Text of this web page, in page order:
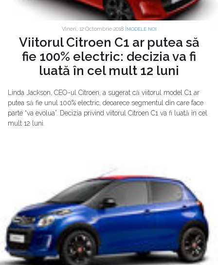
Vineri, 12 Octombrie 2018 | MODELE NOI
Viitorul Citroen C1 ar putea să
fie 100% electric: decizia va fi
luată în cel mult 12 luni
Linda Jackson, CEO-ul Citroen, a sugerat că viitorul model C1 ar
putea să fie unul 100% electric, deoarece segmentul din care face
parte “va evolua”. Decizia privind viitorul Citroen C1 va fi luată în cel
mult 12 luni.